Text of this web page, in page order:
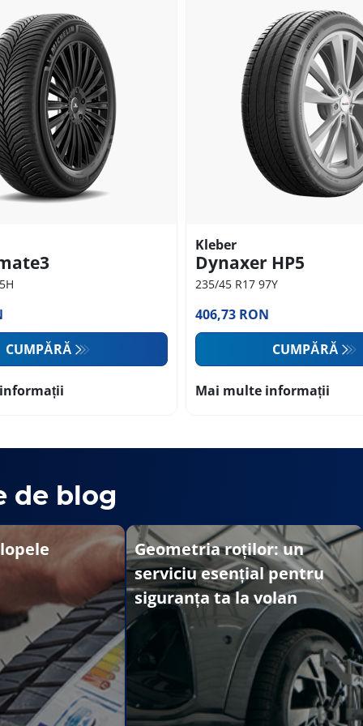
CUMPĂRĂ
Kleber
Dynaxer HP5
235/45 R17 97Y
406,73 RON
CUMPĂRĂ
Mai multe informații
de blog
Geometria roților: un
serviciu esențial pentru
siguranța ta la volan